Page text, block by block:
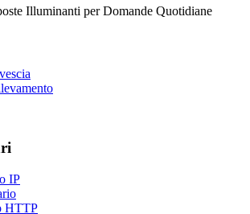
Illuminanti per Domande Quotidiane
IP
HTTP